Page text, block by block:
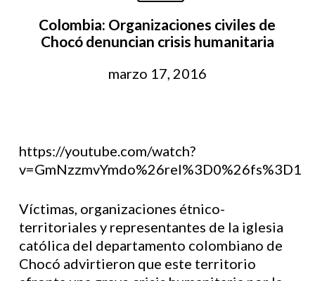
Colombia: Organizaciones civiles de
Chocó denuncian crisis humanitaria
marzo 17, 2016
https://youtube.com/watch?
v=GmNzzmvYmdo%26rel%3D0%26fs%3D1
Víctimas, organizaciones étnico-
territoriales y representantes de la iglesia
católica del departamento colombiano de
Chocó advirtieron que este territorio